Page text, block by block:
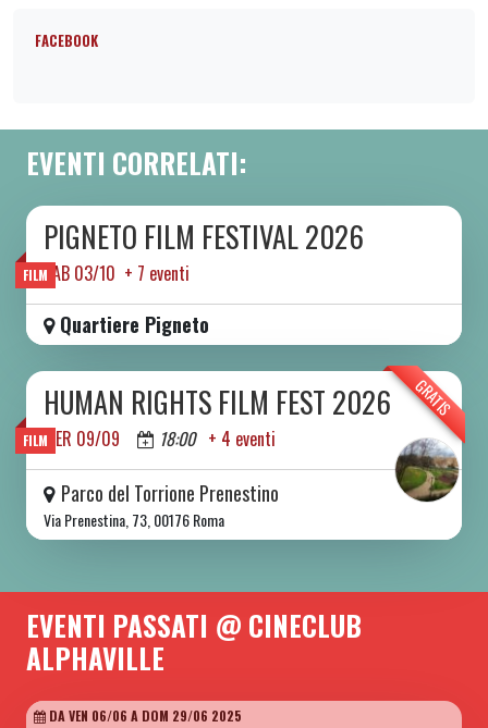
FACEBOOK
EVENTI CORRELATI:
FILM
DA SAB 03/10 A SAB 10/10 2026
PIGNETO FILM FESTIVAL 2026
SAB 03/10 + 7 eventi
Quartiere Pigneto
FILM
GRATIS
DA MER 09/09 A DOM 13/09 2026
HUMAN RIGHTS FILM FEST 2026
MER 09/09 18:00 + 4 eventi
Parco del Torrione Prenestino
Via Prenestina, 73, 00176 Roma
EVENTI PASSATI @ CINECLUB
ALPHAVILLE
DA VEN 06/06 A DOM 29/06 2025